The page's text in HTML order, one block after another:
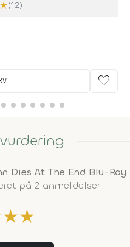
★(12)
favorite
Dies At The End Blu-Ray
på 2 anmeldelser
★★